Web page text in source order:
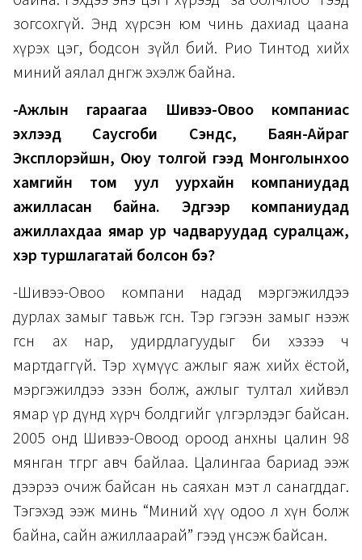
зогсохгүй. Энд хүрсэн юм чинь дахиад цаана
хүрэх цэг, бодсон зүйл бий. Рио Тинтод хийх
миний аялал дөнгөж эхэлж байна.
-Ажлын гараагаа Шивээ-Овоо компаниас
эхлээд Саусгоби Сэндс, Баян-Айраг
Эксплорэйшн, Оюу толгой гээд Монголынхоо
хамгийн том уул уурхайн компаниудад
ажилласан байна. Эдгээр компаниудад
ажиллахдаа ямар ур чадваруудад суралцаж,
хэр туршлагатай болсон бэ?
-Шивээ-Овоо компани надад мэргэжилдээ
дурлах замыг тавьж өгсөн. Тэр гэгээн замыг нээж
өгсөн ах нар, удирдлагуудыг би хэзээ ч
мартдаггүй. Тэр хүмүүс ажлыг яаж хийх ёстой,
мэргэжилдээ эзэн болж, ажлыг тултал хийвэл
ямар үр дүнд хүрч болдгийг үлгэрлэдэг байсан.
2005 онд Шивээ-Овоод ороод анхны цалин 98
мянган төгрөг авч байлаа. Цалингаа бариад ээж
дээрээ очиж байсан нь саяхан мэт л санагддаг.
Тэгэхэд ээж минь “Миний хүү одоо л хүн болж
байна, сайн ажиллаарай” гээд үнсэж байсан.